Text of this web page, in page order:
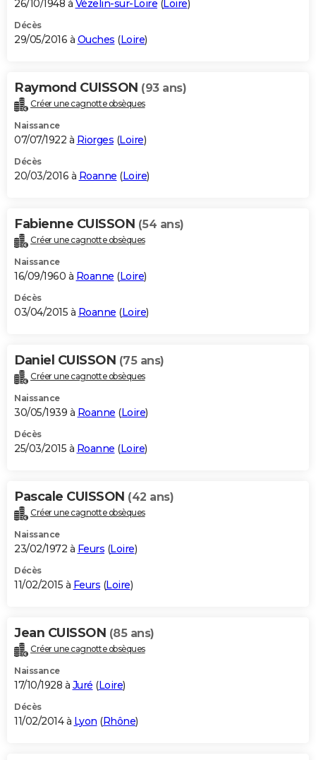
26/10/1948 à Vézelin-sur-Loire (Loire)
Décès
29/05/2016 à Ouches (Loire)
Raymond CUISSON (93 ans)
Créer une cagnotte obsèques
Naissance
07/07/1922 à Riorges (Loire)
Décès
20/03/2016 à Roanne (Loire)
Fabienne CUISSON (54 ans)
Créer une cagnotte obsèques
Naissance
16/09/1960 à Roanne (Loire)
Décès
03/04/2015 à Roanne (Loire)
Daniel CUISSON (75 ans)
Créer une cagnotte obsèques
Naissance
30/05/1939 à Roanne (Loire)
Décès
25/03/2015 à Roanne (Loire)
Pascale CUISSON (42 ans)
Créer une cagnotte obsèques
Naissance
23/02/1972 à Feurs (Loire)
Décès
11/02/2015 à Feurs (Loire)
Jean CUISSON (85 ans)
Créer une cagnotte obsèques
Naissance
17/10/1928 à Juré (Loire)
Décès
11/02/2014 à Lyon (Rhône)